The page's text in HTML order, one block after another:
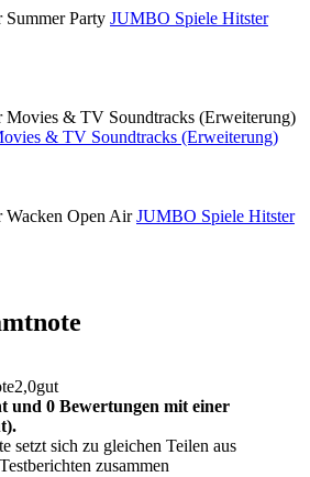
JUMBO Spiele Hitster
& TV Soundtracks (Erweiterung)
JUMBO Spiele Hitster
2,0gut
und 0 Bewertungen mit einer
setzt sich zu gleichen Teilen aus
zusammen